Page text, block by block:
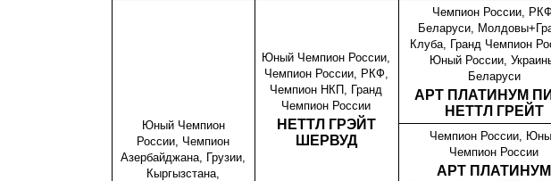
Юный Чемпион
России, Чемпион
Азербайджана, Грузии,
Кыргызстана,
Юный Чемпион России,
Чемпион России, РКФ,
Чемпион НКП, Гранд
Чемпион России
НЕТТЛ ГРЭЙТ
ШЕРВУД
Чемпион России,
Беларуси,
Клуба,
Гранд Чемпион
Юный России,
Беларуси
АРТ ПЛАТИНУМ
НЕТТЛ ГРЕЙТ
Чемпион России,
Чемпион России
АРТ ПЛАТИНУМ